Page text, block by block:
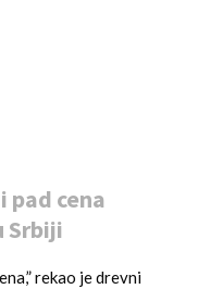
pad cena
Srbiji
rekao je drevni